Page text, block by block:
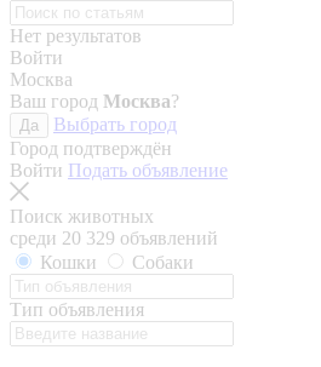
Нет результатов
Войти
Москва
Ваш город Москва?
Да
Выбрать город
Город подтверждён
Войти Подать объявление
Поиск животных
среди 20 329 объявлений
Кошки
Собаки
Тип объявления